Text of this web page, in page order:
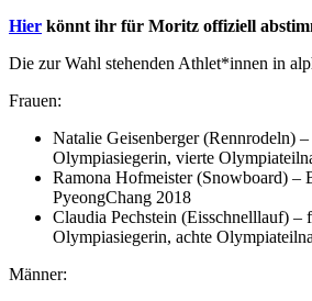
Hier könnt ihr für Moritz offiziell
Die zur Wahl stehenden Athlet*innen in
Frauen:
Natalie Geisenberger (Rennrodeln)
Olympiasiegerin, vierte
Ramona Hofmeister (Snowboard) –
PyeongChang 2018
Claudia Pechstein (Eisschnelllauf) –
Olympiasiegerin, achte
Männer: